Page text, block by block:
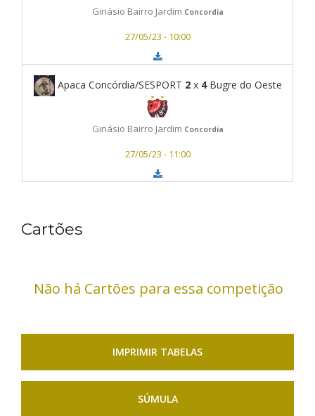
Ginásio Bairro Jardim Concordia
27/05/23 - 10:00
Apaca Concórdia/SESPORT 2x 4Bugre do Oeste
Ginásio Bairro Jardim Concordia
27/05/23 - 11:00
Cartões
Não há Cartões para essa competição
IMPRIMIR TABELAS
SÚMULA